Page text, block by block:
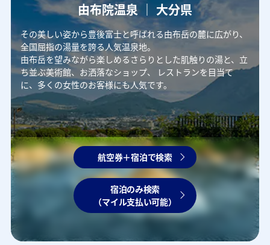
航空券＋宿泊で検索
宿泊のみ検索
（マイル支払い可能）
由布院温泉 ｜ 大分県
その美しい姿から豊後富士と呼ばれる由布岳の麓に広がり、
全国屈指の湯量を誇る人気温泉地。
由布岳を望みながら楽しめるさらりとした肌触りの湯と、立
ち並ぶ美術館、お洒落なショップ、
レストランを目当て
に、多くの女性のお客様にも人気です。